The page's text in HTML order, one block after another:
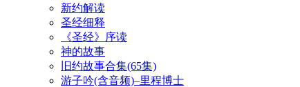
新约解读
圣经细释
《圣经》序读
神的故事
旧约故事合集(65集)
游子吟(含音频)–里程博士